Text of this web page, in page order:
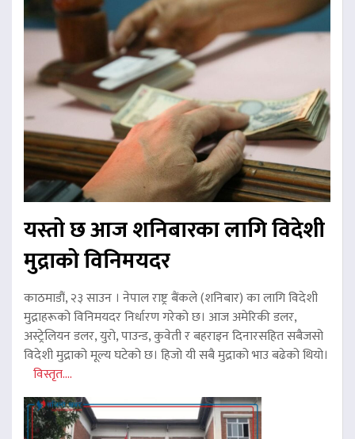
यस्तो छ आज शनिबारका लागि विदेशी
मुद्राको विनिमयदर
काठमाडौं, २३ साउन । नेपाल राष्ट्र बैंकले (शनिबार) का लागि विदेशी
मुद्राहरूको विनिमयदर निर्धारण गरेको छ। आज अमेरिकी डलर,
अस्ट्रेलियन डलर, युरो, पाउन्ड, कुवेती र बहराइन दिनारसहित सबैजसो
विदेशी मुद्राको मूल्य घटेको छ। हिजो यी सबै मुद्राको भाउ बढेको थियो।
विस्तृत....